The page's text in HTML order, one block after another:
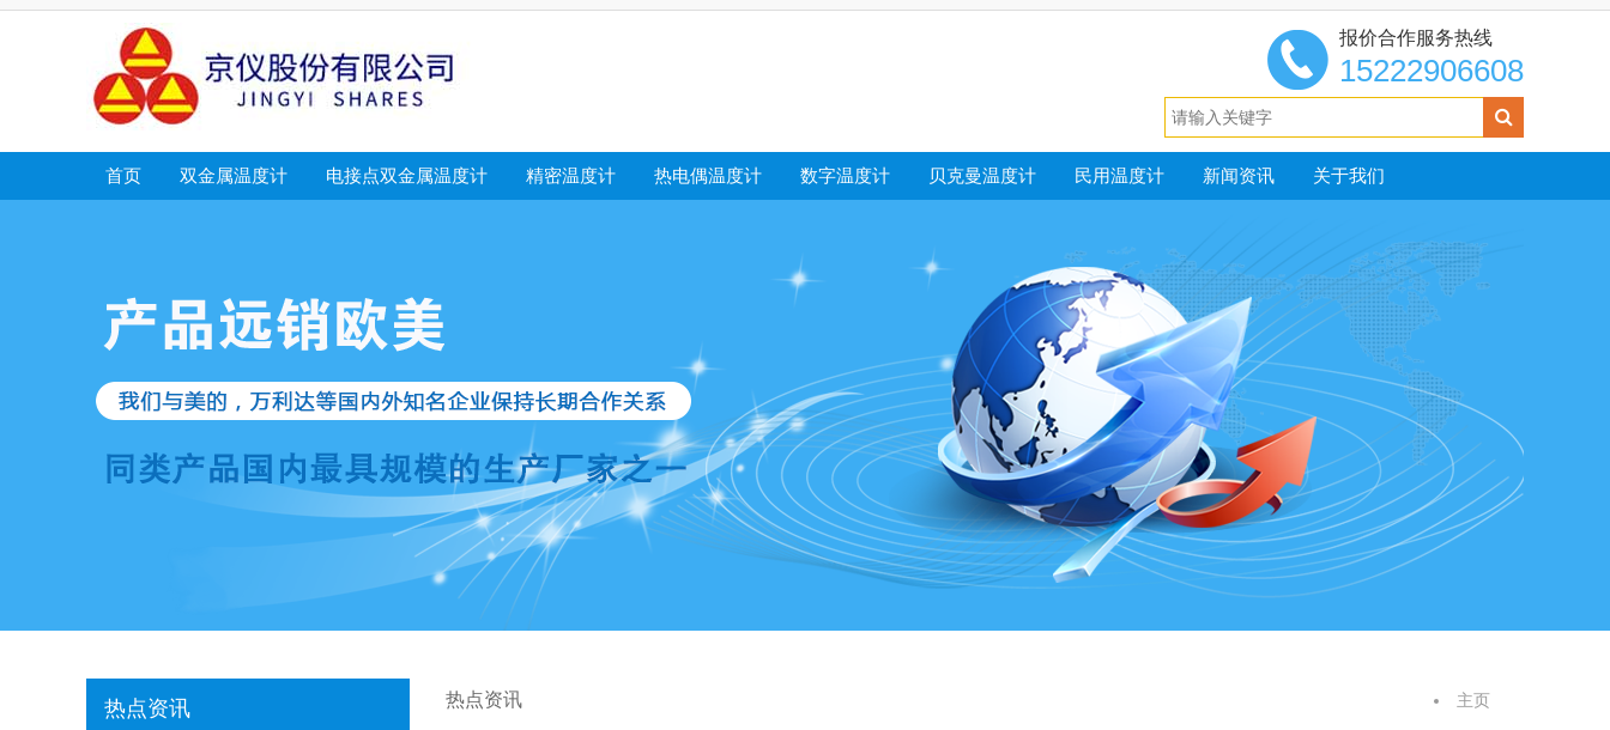
报价合作服务热线
15222906608
首页 双金属温度计 电接点双金属温度计 精密温度计 热电偶温度计 数字温度计 贝克曼温度计 民用温度计 新闻资讯 关于我们
热点资讯 热点资讯 主页